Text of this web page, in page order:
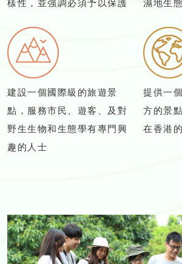
樣性，並強調必須予以保護 濕地生
建設一個國際級的旅遊景
點，服務市民、遊客、及對
野生生物和生態學有專門興
趣的人士
提供一
方的景
在香港